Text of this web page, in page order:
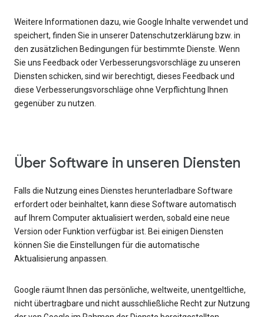
Weitere Informationen dazu, wie Google Inhalte verwendet und
speichert, finden Sie in unserer Datenschutzerklärung bzw. in
den zusätzlichen Bedingungen für bestimmte Dienste. Wenn
Sie uns Feedback oder Verbesserungsvorschläge zu unseren
Diensten schicken, sind wir berechtigt, dieses Feedback und
diese Verbesserungsvorschläge ohne Verpflichtung Ihnen
gegenüber zu nutzen.
Über Software in unseren Diensten
Falls die Nutzung eines Dienstes herunterladbare Software
erfordert oder beinhaltet, kann diese Software automatisch
auf Ihrem Computer aktualisiert werden, sobald eine neue
Version oder Funktion verfügbar ist. Bei einigen Diensten
können Sie die Einstellungen für die automatische
Aktualisierung anpassen.
Google räumt Ihnen das persönliche, weltweite, unentgeltliche,
nicht übertragbare und nicht ausschließliche Recht zur Nutzung